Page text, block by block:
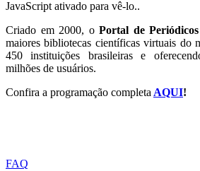
JavaScript ativado para vê-lo..
Criado em 2000, oPortal de
maiores bibliotecas científicas virtuais do
450 instituições brasileiras e
milhões de usuários.
Confira a programação completaAQUI!
FAQ